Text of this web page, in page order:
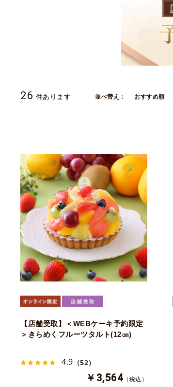
26 件あります 並べ替え： おすすめ順
【店舗受取】＜WEBケーキ予約限定
＞きらめくフルーツタルト(12㎝)
4.9 （52）
￥3,564 （税込）